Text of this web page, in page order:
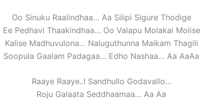
Oo Sinuku Raalindhaa… Aa Silipi Sigure Thodige
Ee Pedhavi Thaakindhaa… Oo Valapu Molakai Molise
Kalise Madhuvulona… Naluguthunna Maikam Thagili
Soopula Gaalam Padagaa… Edho Nashaa… Aa AaAa
Raaye Raaye..! Sandhullo Godavallo…
Roju Galaata Seddhaamaa… Aa Aa